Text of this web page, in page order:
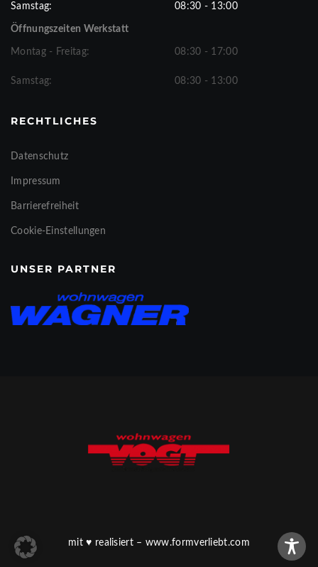
Samstag: 08:30 - 13:00
Öffnungszeiten Werkstatt
Montag - Freitag: 08:30 - 17:00
Samstag: 08:30 - 13:00
RECHTLICHES
Datenschutz
Impressum
Barrierefreiheit
Cookie-Einstellungen
UNSER PARTNER
mit♥ realisiert – www.formverliebt.com